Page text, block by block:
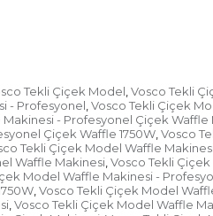
Tekli Çiçek Model, Vosco Tekli
- Profesyonel, Vosco Tekli Çiçek
- Profesyonel Çiçek Waffle
Çiçek Waffle 1750W, Vosco
Tekli Çiçek Model Waffle
Waffle Makinesi, Vosco Tekli
Model Waffle Makinesi -
, Vosco Tekli Çiçek Model
, Vosco Tekli Çiçek Model Waffle